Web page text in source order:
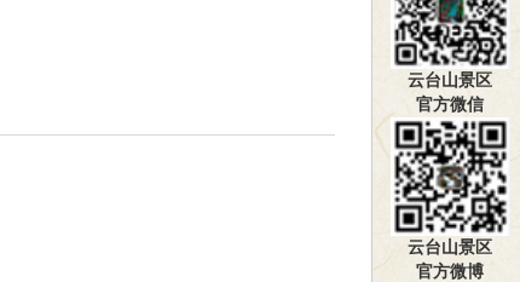
云台山景区
官方微信
云台山景区
官方微博